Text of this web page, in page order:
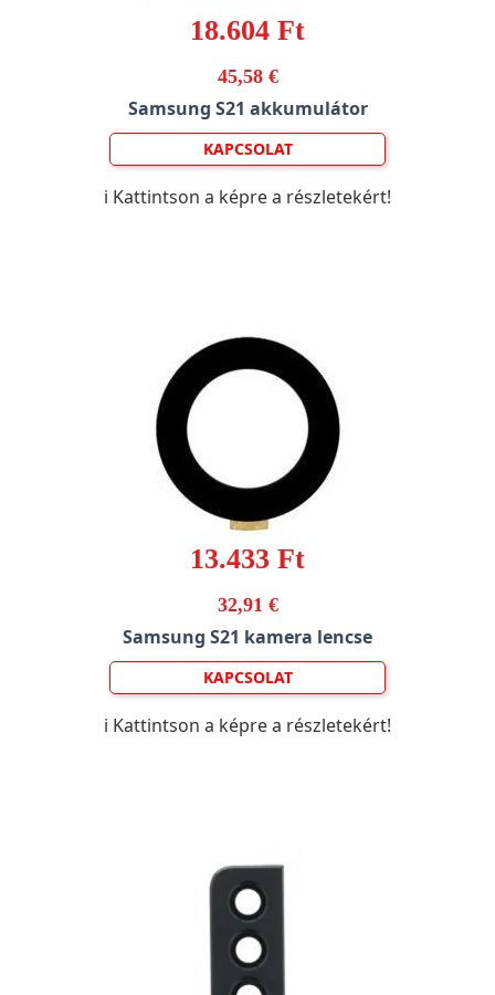
18.604 Ft
45,58 €
Samsung S21 akkumulátor
KAPCSOLAT
ℹ️ Kattintson a képre a részletekért!
13.433 Ft
32,91 €
Samsung S21 kamera lencse
KAPCSOLAT
ℹ️ Kattintson a képre a részletekért!